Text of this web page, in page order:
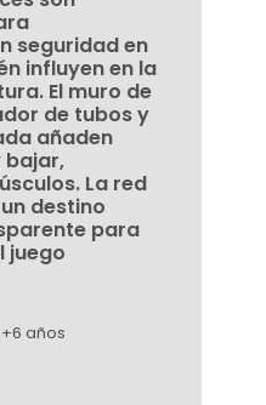
seguridad en
influyen en la
El muro de
de tubos y
añaden
bajar,
La red
destino
para
juego
años